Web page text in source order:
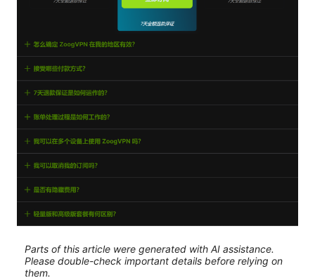
Parts of this article were generated with AI assistance.
Please double-check important details before relying on
them.